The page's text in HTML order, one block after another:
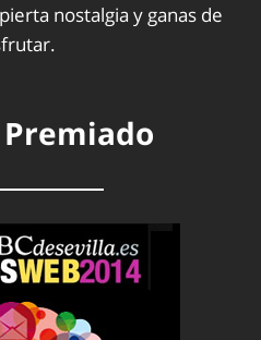
nostalgia y ganas de